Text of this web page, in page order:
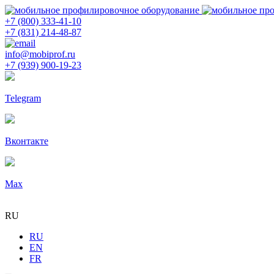
+7 (800) 333-41-10
+7 (831) 214-48-87
info@mobiprof.ru
+7 (939) 900-19-23
Telegram
Вконтакте
Max
RU
RU
EN
FR